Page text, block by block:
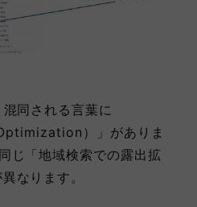
混同される言葉に
）」がありま
じ「地域検索での露出拡
なります。